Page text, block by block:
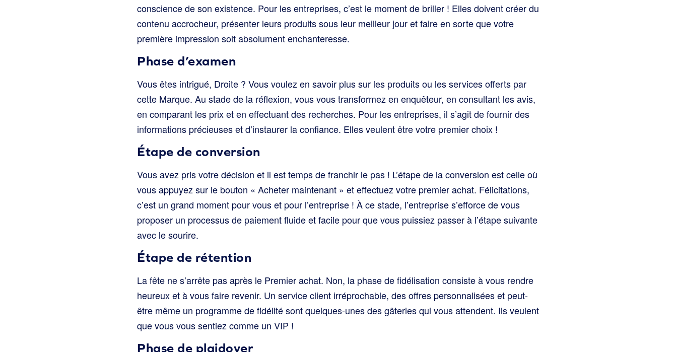
conscience de son existence. Pour les entreprises, c’est le moment de briller ! Elles doivent créer du
contenu accrocheur, présenter leurs produits sous leur meilleur jour et faire en sorte que votre
première impression soit absolument enchanteresse.
Phase d’examen
Vous êtes intrigué, Droite ? Vous voulez en savoir plus sur les produits ou les services offerts par
cette Marque. Au stade de la réflexion, vous vous transformez en enquêteur, en consultant les avis,
en comparant les prix et en effectuant des recherches. Pour les entreprises, il s’agit de fournir des
informations précieuses et d’instaurer la confiance. Elles veulent être votre premier choix !
Étape de conversion
Vous avez pris votre décision et il est temps de franchir le pas ! L’étape de la conversion est celle où
vous appuyez sur le bouton « Acheter maintenant » et effectuez votre premier achat. Félicitations,
c’est un grand moment pour vous et pour l’entreprise ! À ce stade, l’entreprise s’efforce de vous
proposer un processus de paiement fluide et facile pour que vous puissiez passer à l’étape suivante
avec le sourire.
Étape de rétention
La fête ne s’arrête pas après le Premier achat. Non, la phase de fidélisation consiste à vous rendre
heureux et à vous faire revenir. Un service client irréprochable, des offres personnalisées et peut-
être même un programme de fidélité sont quelques-unes des gâteries qui vous attendent. Ils veulent
que vous vous sentiez comme un VIP !
Phase de plaidoyer